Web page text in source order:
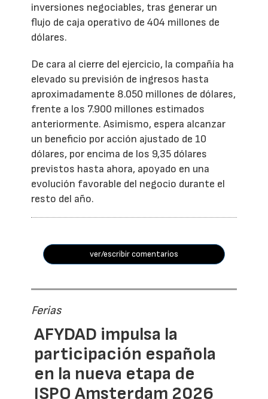
inversiones negociables, tras generar un
flujo de caja operativo de 404 millones de
dólares.
De cara al cierre del ejercicio, la compañía ha
elevado su previsión de ingresos hasta
aproximadamente 8.050 millones de dólares,
frente a los 7.900 millones estimados
anteriormente. Asimismo, espera alcanzar
un beneficio por acción ajustado de 10
dólares, por encima de los 9,35 dólares
previstos hasta ahora, apoyado en una
evolución favorable del negocio durante el
resto del año.
ver/escribir comentarios
Ferias
AFYDAD impulsa la
participación española
en la nueva etapa de
ISPO Amsterdam 2026